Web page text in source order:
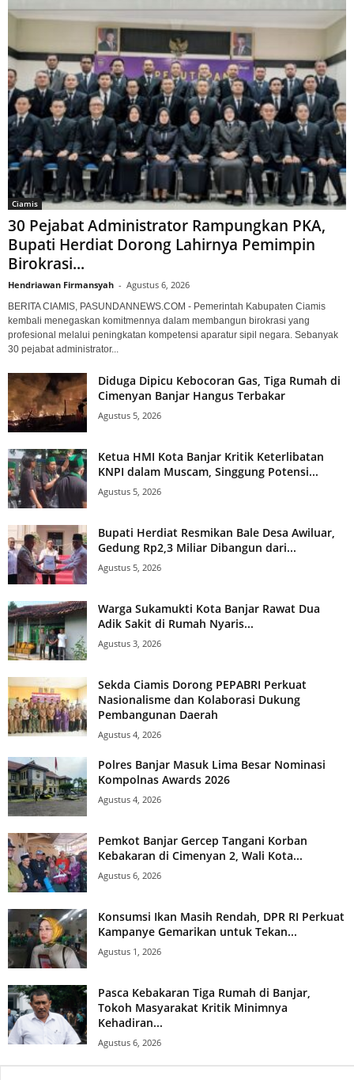
Ciamis
30 Pejabat Administrator Rampungkan PKA,
Bupati Herdiat Dorong Lahirnya Pemimpin
Birokrasi...
Hendriawan Firmansyah - Agustus 6, 2026
BERITA CIAMIS, PASUNDANNEWS.COM - Pemerintah Kabupaten Ciamis
kembali menegaskan komitmennya dalam membangun birokrasi yang
profesional melalui peningkatan kompetensi aparatur sipil negara. Sebanyak
30 pejabat administrator...
Diduga Dipicu Kebocoran Gas, Tiga Rumah di
Cimenyan Banjar Hangus Terbakar
Agustus 5, 2026
Ketua HMI Kota Banjar Kritik Keterlibatan
KNPI dalam Muscam, Singgung Potensi...
Agustus 5, 2026
Bupati Herdiat Resmikan Bale Desa Awiluar,
Gedung Rp2,3 Miliar Dibangun dari...
Agustus 5, 2026
Warga Sukamukti Kota Banjar Rawat Dua
Adik Sakit di Rumah Nyaris...
Agustus 3, 2026
Sekda Ciamis Dorong PEPABRI Perkuat
Nasionalisme dan Kolaborasi Dukung
Pembangunan Daerah
Agustus 4, 2026
Polres Banjar Masuk Lima Besar Nominasi
Kompolnas Awards 2026
Agustus 4, 2026
Pemkot Banjar Gercep Tangani Korban
Kebakaran di Cimenyan 2, Wali Kota...
Agustus 6, 2026
Konsumsi Ikan Masih Rendah, DPR RI Perkuat
Kampanye Gemarikan untuk Tekan...
Agustus 1, 2026
Pasca Kebakaran Tiga Rumah di Banjar,
Tokoh Masyarakat Kritik Minimnya
Kehadiran...
Agustus 6, 2026